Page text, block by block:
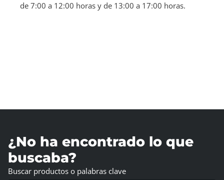
de 7:00 a 12:00 horas y de 13:00 a 17:00 horas.
¿No ha encontrado lo que
buscaba?
Buscar productos o palabras clave